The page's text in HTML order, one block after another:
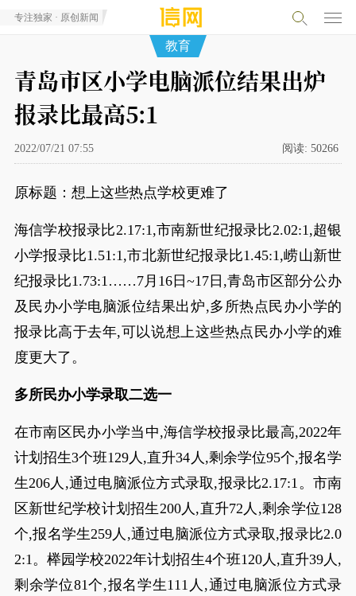
专注独家 · 原创新闻
教育
青岛市区小学电脑派位结果出炉
报录比最高5:1
2022/07/21 07:55 阅读: 50266
原标题：想上这些热点学校更难了
海信学校报录比2.17:1,市南新世纪报录比2.02:1,超银
小学报录比1.51:1,市北新世纪报录比1.45:1,崂山新世
纪报录比1.73:1……7月16日~17日,青岛市区部分公办
及民办小学电脑派位结果出炉,多所热点民办小学的
报录比高于去年,可以说想上这些热点民办小学的难
度更大了。
多所民办小学录取二选一
在市南区民办小学当中,海信学校报录比最高,2022年
计划招生3个班129人,直升34人,剩余学位95个,报名学
生206人,通过电脑派位方式录取,报录比2.17:1。市南
区新世纪学校计划招生200人,直升72人,剩余学位128
个,报名学生259人,通过电脑派位方式录取,报录比2.0
2:1。榉园学校2022年计划招生4个班120人,直升39人,
剩余学位81个,报名学生111人,通过电脑派位方式录